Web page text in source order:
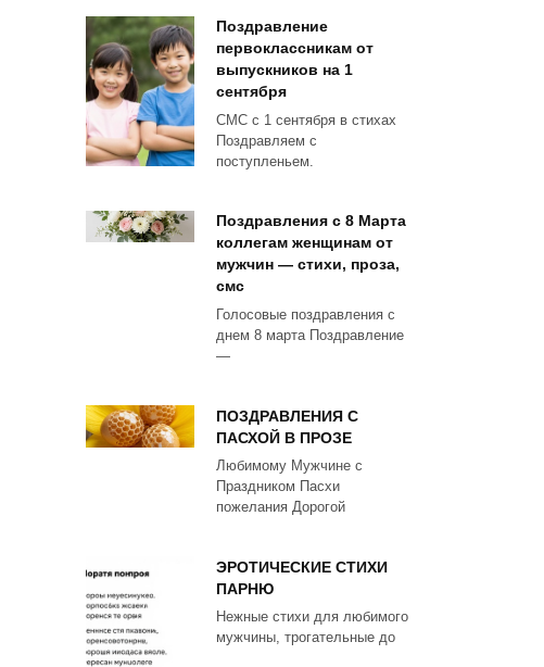
Поздравление
первоклассникам от
выпускников на 1
сентября
СМС с 1 сентября в стихах
Поздравляем с
поступленьем.
Поздравления с 8 Марта
коллегам женщинам от
мужчин — стихи, проза,
смс
Голосовые поздравления с
днем 8 марта Поздравление
—
ПОЗДРАВЛЕНИЯ С
ПАСХОЙ В ПРОЗЕ
Любимому Мужчине с
Праздником Пасхи
пожелания Дорогой
ЭРОТИЧЕСКИЕ СТИХИ
ПАРНЮ
Нежные стихи для любимого
мужчины, трогательные до